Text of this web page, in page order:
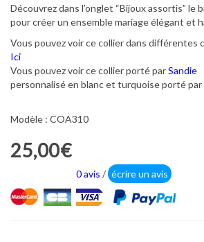
Découvrez dans l’onglet “Bijoux assortis” le
pour créer un ensemble mariage élégant et
Vous pouvez voir ce collier dans différentes
Ici
Vous pouvez voir ce collier porté parSandie
personnalisé en blanc et turquoise porté par
Modèle : COA310
25,00€
0 avis / écrire un avis